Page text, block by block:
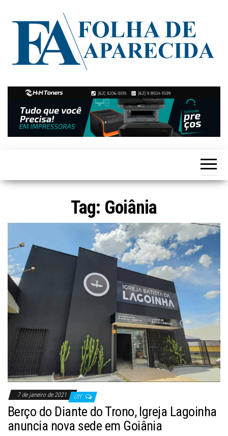
Folha de
Aparecida
Notícias
de
Aparecida
de
Goiânia
Tag: Goiânia
7 de janeiro de 2021 Off
Berço do Diante do Trono, Igreja Lagoinha
anuncia nova sede em Goiânia